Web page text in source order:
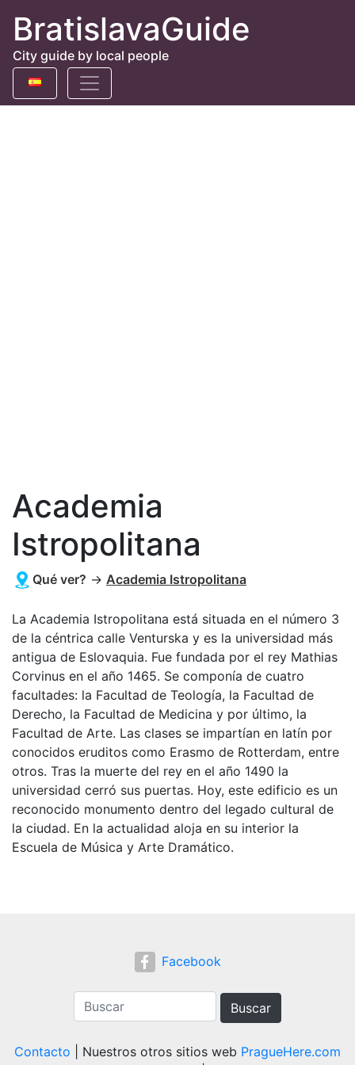
BratislavaGuide
City guide by local people
Academia
Istropolitana
Qué ver? → Academia Istropolitana
La Academia Istropolitana está situada en el número 3
de la céntrica calle Venturska y es la universidad más
antigua de Eslovaquia. Fue fundada por el rey Mathias
Corvinus en el año 1465. Se componía de cuatro
facultades: la Facultad de Teología, la Facultad de
Derecho, la Facultad de Medicina y por último, la
Facultad de Arte. Las clases se impartían en latín por
conocidos eruditos como Erasmo de Rotterdam, entre
otros. Tras la muerte del rey en el año 1490 la
universidad cerró sus puertas. Hoy, este edificio es un
reconocido monumento dentro del legado cultural de
la ciudad. En la actualidad aloja en su interior la
Escuela de Música y Arte Dramático.
Facebook
Buscar
Contacto | Nuestros otros sitios web PragueHere.com